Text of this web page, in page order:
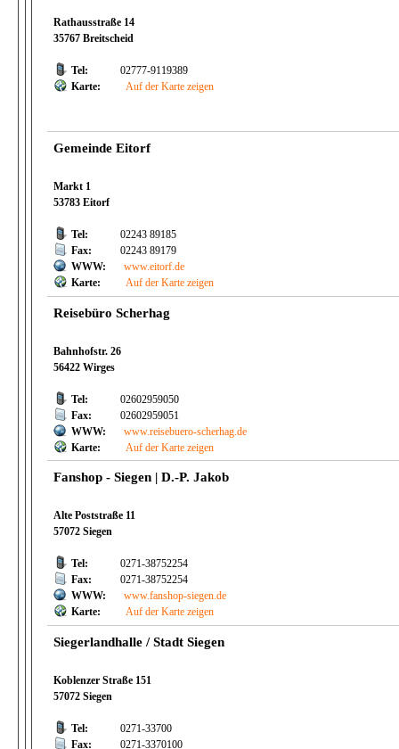
Rathausstraße 14
35767 Breitscheid
Tel:
02777-9119389
Karte:
Auf der Karte zeigen
Gemeinde Eitorf
Markt 1
53783 Eitorf
Tel:
02243 89185
Fax:
02243 89179
WWW:
www.eitorf.de
Karte:
Auf der Karte zeigen
Reisebüro Scherhag
Bahnhofstr. 26
56422 Wirges
Tel:
02602959050
Fax:
02602959051
WWW:
www.reisebuero-scherhag.de
Karte:
Auf der Karte zeigen
Fanshop - Siegen | D.-P. Jakob
Alte Poststraße 11
57072 Siegen
Tel:
0271-38752254
Fax:
0271-38752254
WWW:
www.fanshop-siegen.de
Karte:
Auf der Karte zeigen
Siegerlandhalle / Stadt Siegen
Koblenzer Straße 151
57072 Siegen
Tel:
0271-33700
Fax:
0271-3370100